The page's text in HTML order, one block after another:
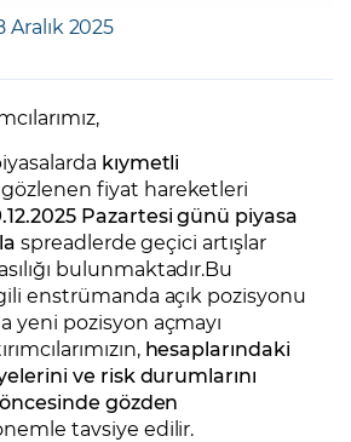
Aralık 2025
kıymetli
gözlenen fiyat hareketleri
Pazartesi günü piyasa
spreadlerde geçici artışlar
bulunmaktadır.Bu
enstrümanda açık pozisyonu
yeni pozisyon açmayı
hesaplarındaki
ve risk durumlarını
öncesinde gözden
tavsiye edilir.